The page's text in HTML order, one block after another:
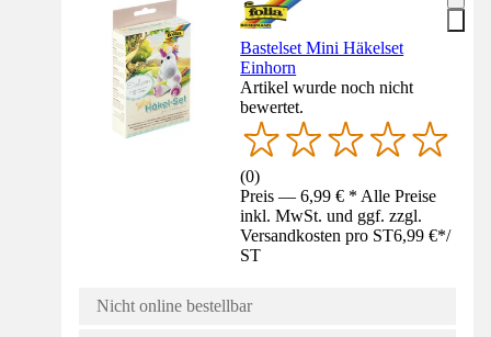
Bastelset Mini Häkelset
Einhorn
Artikel wurde noch nicht
bewertet.
(0)
Preis — 6,99 € * Alle Preise
inkl. MwSt. und ggf. zzgl.
Versandkosten pro ST6,99 €*/
ST
Nicht online bestellbar